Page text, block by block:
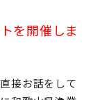
を開催しま
接お話をして